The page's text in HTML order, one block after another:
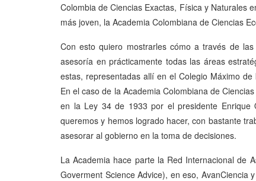
Colombia de Ciencias Exactas, Física y Naturales
más joven, la Academia Colombiana de Ciencias
Con esto quiero mostrarles cómo a través de
asesoría en prácticamente todas las áreas
estas, representadas allí en el Colegio Máximo
En el caso de la Academia Colombiana de
en la Ley 34 de 1933 por el presidente Enrique
queremos y hemos logrado hacer, con bastante
asesorar al gobierno en la toma de decisiones.
La Academia hace parte la Red Internacional de
Goverment Science Advice), en eso, AvanCiencia